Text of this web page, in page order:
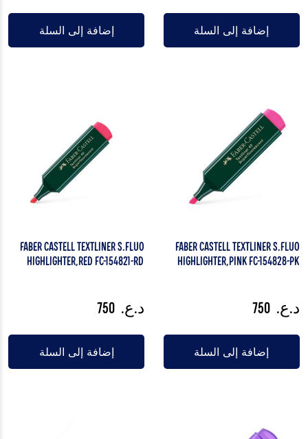
إضافة إلى السلة إضافة إلى السلة
Faber Castell Textliner S.fluo
Highlighter,Pink FC-154828-PK
د.ع.
إضافة إلى السلة
Faber Castell Textliner S.fluo
Highlighter,RED FC-154821-RD
د.ع.
إضافة إلى السلة